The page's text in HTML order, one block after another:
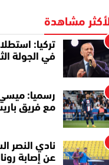
مشاهدة
تركيا:
في الجولة
رسميا: ميسي
مع فريق
نادي النصر
عن إصابة